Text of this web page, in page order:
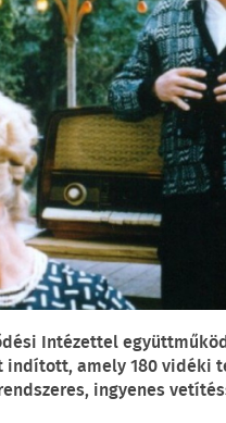
Intézettel
amely 180 vidéki
ingyenes